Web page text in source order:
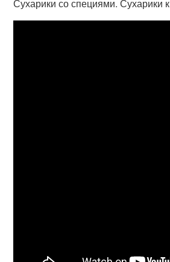
Сухарики со специями. Сухарики